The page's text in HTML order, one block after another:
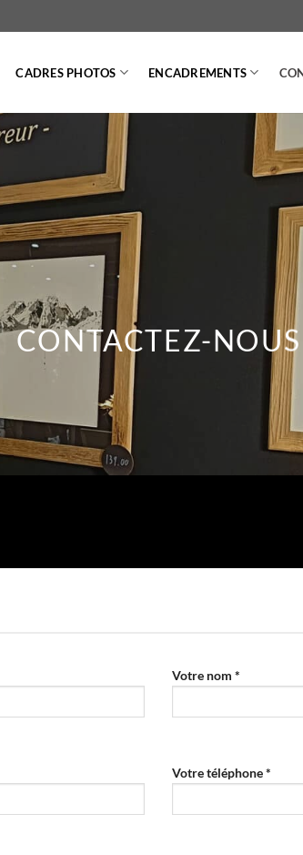
CADRES PHOTOS ENCADREMENTS
CONTACTEZ-NOUS
Votre nom *
Votre téléphone *